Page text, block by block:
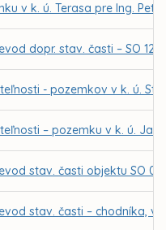
v k. ú. Terasa pre Ing.
dopr. stav. časti – SO 12
- pozemkov v k. ú.
– pozemku v k. ú.
stav. časti objektu SO
stav. časti – chodníka, v